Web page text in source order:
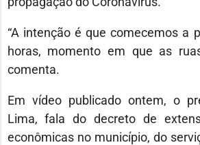
“A intenção é que comecemos a
horas, momento em que as
comenta.
Em vídeo publicado ontem, o
Lima, fala do decreto de
econômicas no município, do